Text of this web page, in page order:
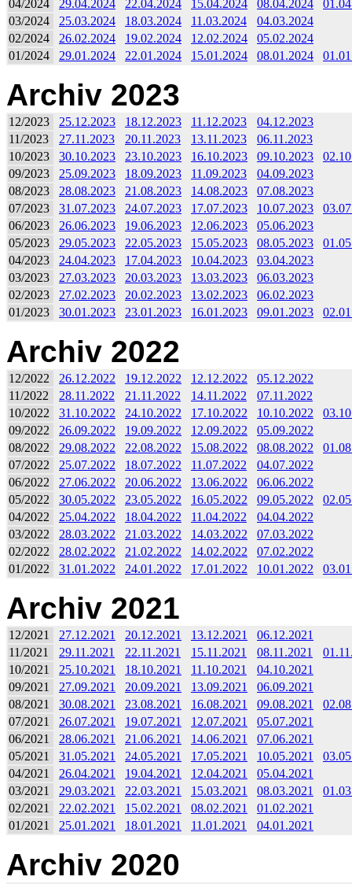
04/2024 29.04.2024 22.04.2024 15.04.2024 08.04.2024
03/2024
25.03.2024 18.03.2024 11.03.2024
04.03.2024
02/2024
26.02.2024 19.02.2024 12.02.2024
05.02.2024
01/2024
29.01.2024 22.01.2024 15.01.2024 08.01.2024
Archiv 2023
12/2023 25.12.2023 18.12.2023 11.12.2023
04.12.2023
11/2023
27.11.2023 20.11.2023 13.11.2023
06.11.2023
10/2023
30.10.2023 23.10.2023 16.10.2023 09.10.2023
09/2023
25.09.2023 18.09.2023 11.09.2023
04.09.2023
08/2023
28.08.2023 21.08.2023 14.08.2023
07.08.2023
07/2023
31.07.2023 24.07.2023 17.07.2023 10.07.2023
06/2023
26.06.2023 19.06.2023 12.06.2023
05.06.2023
05/2023
29.05.2023 22.05.2023 15.05.2023 08.05.2023
04/2023
24.04.2023 17.04.2023 10.04.2023
03.04.2023
03/2023
27.03.2023 20.03.2023 13.03.2023
06.03.2023
02/2023
27.02.2023 20.02.2023 13.02.2023
06.02.2023
01/2023
30.01.2023 23.01.2023 16.01.2023 09.01.2023
Archiv 2022
12/2022 26.12.2022 19.12.2022 12.12.2022
05.12.2022
11/2022
28.11.2022 21.11.2022 14.11.2022
07.11.2022
10/2022
31.10.2022 24.10.2022 17.10.2022 10.10.2022
09/2022
26.09.2022 19.09.2022 12.09.2022
05.09.2022
08/2022
29.08.2022 22.08.2022 15.08.2022 08.08.2022
07/2022
25.07.2022 18.07.2022 11.07.2022
04.07.2022
06/2022
27.06.2022 20.06.2022 13.06.2022
06.06.2022
05/2022
30.05.2022 23.05.2022 16.05.2022 09.05.2022
04/2022
25.04.2022 18.04.2022 11.04.2022
04.04.2022
03/2022
28.03.2022 21.03.2022 14.03.2022
07.03.2022
02/2022
28.02.2022 21.02.2022 14.02.2022
07.02.2022
01/2022
31.01.2022 24.01.2022 17.01.2022 10.01.2022
Archiv 2021
12/2021 27.12.2021 20.12.2021 13.12.2021
06.12.2021
11/2021
29.11.2021 22.11.2021 15.11.2021 08.11.2021
10/2021
25.10.2021 18.10.2021 11.10.2021
04.10.2021
09/2021
27.09.2021 20.09.2021 13.09.2021
06.09.2021
08/2021
30.08.2021 23.08.2021 16.08.2021 09.08.2021
07/2021
26.07.2021 19.07.2021 12.07.2021
05.07.2021
06/2021
28.06.2021 21.06.2021 14.06.2021
07.06.2021
05/2021
31.05.2021 24.05.2021 17.05.2021 10.05.2021
04/2021
26.04.2021 19.04.2021 12.04.2021
05.04.2021
03/2021
29.03.2021 22.03.2021 15.03.2021 08.03.2021
02/2021
22.02.2021 15.02.2021 08.02.2021
01.02.2021
01/2021
25.01.2021 18.01.2021 11.01.2021 04.01.2021
Archiv 2020